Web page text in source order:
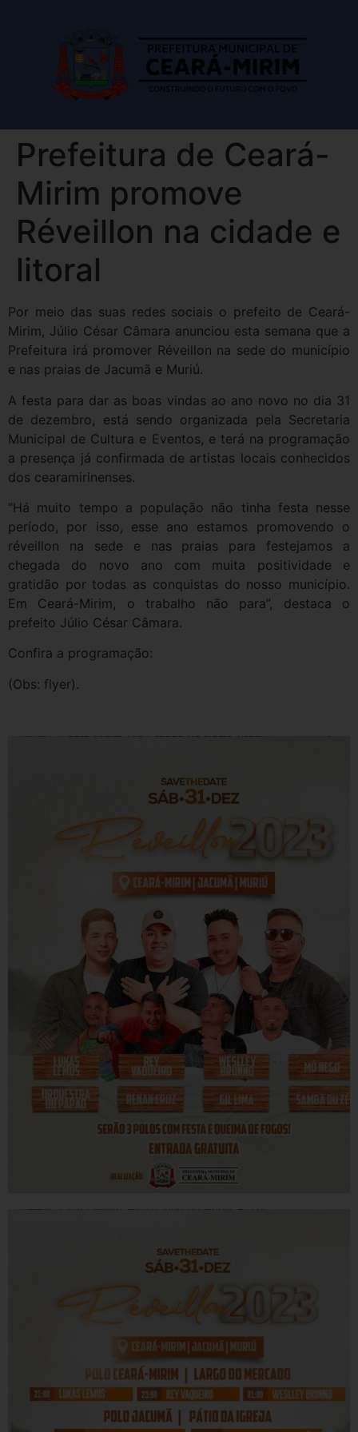
Prefeitura de Ceará-
Mirim promove
Réveillon na cidade e
litoral
Por meio das suas redes sociais o prefeito de Ceará-
Mirim, Júlio César Câmara anunciou esta semana que a
Prefeitura irá promover Réveillon na sede do município
e nas praias de Jacumã e Muriú.
A festa para dar as boas vindas ao ano novo no dia 31
de dezembro, está sendo organizada pela Secretaria
Municipal de Cultura e Eventos, e terá na programação
a presença já confirmada de artistas locais conhecidos
dos cearamirinenses.
“Há muito tempo a população não tinha festa nesse
período, por isso, esse ano estamos promovendo o
réveillon na sede e nas praias para festejamos a
chegada do novo ano com muita positividade e
gratidão por todas as conquistas do nosso município.
Em Ceará-Mirim, o trabalho não para”, destaca o
prefeito Júlio César Câmara.
Confira a programação:
(Obs: flyer).